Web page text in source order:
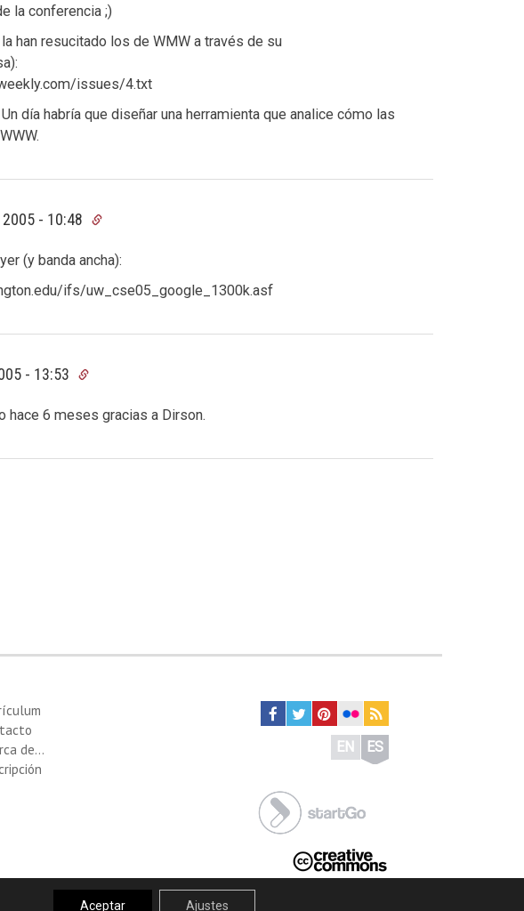
la conferencia ;)
han resucitado los de WMW a través de su
issues/4.txt
día habría que diseñar una herramienta que analice cómo las
- 10:48
(y banda ancha):
ifs/uw_cse05_google_1300k.asf
- 13:53
hace 6 meses gracias a Dirson.
de…
EN ES
Aceptar Ajustes